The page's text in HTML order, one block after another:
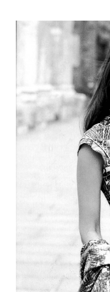
NELAIMĖS
PRIVATUMO POLITIKA